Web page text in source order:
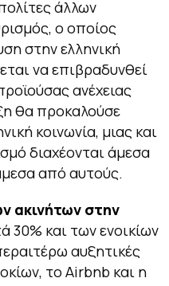
άλλων
ο οποίος
στην ελληνική
να επιβραδυνθεί
ανέχειας
θα προκαλούσε
κοινωνία, μιας και
διαχέονται άμεσα
από αυτούς.
ακινήτων στην
30% και των ενοικίων
αυξητικές
το Airbnb και η